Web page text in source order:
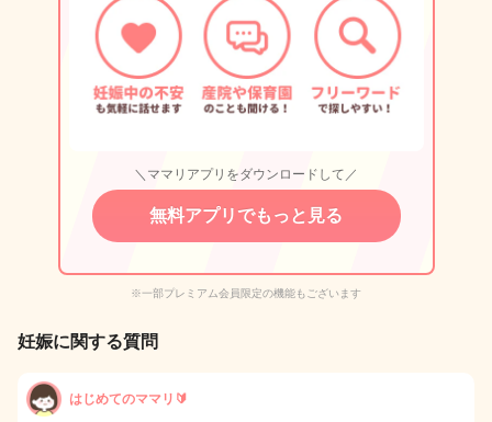
＼ママリアプリをダウンロードして／
無料アプリでもっと見る
※一部プレミアム会員限定の機能もございます
妊娠に関する質問
はじめてのママリ🔰